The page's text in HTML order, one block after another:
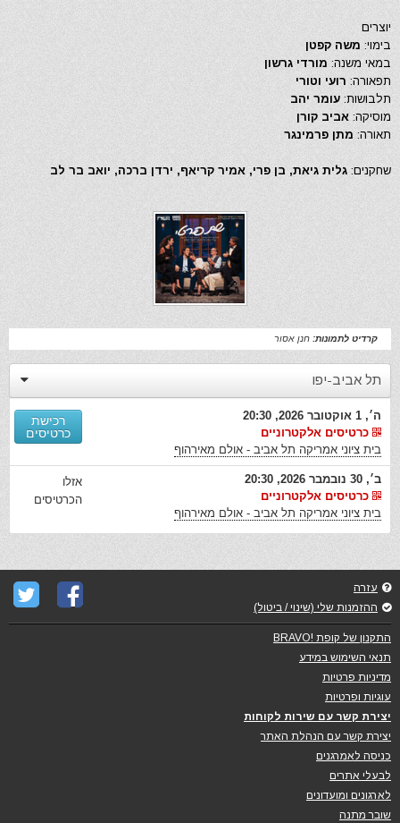
יוצרים
בימוי: משה קפטן
במאי משנה: מורדי גרשון
תפאורה: רועי וטורי
תלבושות: עומר יהב
מוסיקה: אביב קורן
תאורה: מתן פרמינגר
שחקנים: גלית גיאת, בן פרי, אמיר קריאף, ירדן ברכה, יואב בר לב
קרדיט לתמונות: חנן אסור
תל אביב-יפו
ה׳, 1 אוקטובר 2026, 20:30
כרטיסים אלקטרוניים
בית ציוני אמריקה תל אביב - אולם מאירהוף
רכישת
כרטיסים
ב׳, 30 נובמבר 2026, 20:30
כרטיסים אלקטרוניים
בית ציוני אמריקה תל אביב - אולם מאירהוף
אזלו
הכרטיסים
עזרה
ההזמנות שלי (שינוי / ביטול)
התקנון של קופת !BRAVO
תנאי השימוש במידע
מדיניות פרטיות
עוגיות ופרטיות
יצירת קשר עם שירות לקוחות
יצירת קשר עם הנהלת האתר
כניסה לאמרגנים
לבעלי אתרים
לארגונים ומועדונים
שובר מתנה